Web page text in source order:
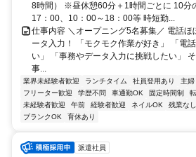
8時間） ※昼休憩60分＋1時間ごとに 10分
17：00、10：00～18：00等 時短勤...
仕事内容 ＼オープニング5名募集／ 電話ほ
ータ入力！ 「モクモク作業が好き」 「電
い」 「事務やデータ入力に挑戦したい」
事...
業界未経験者歓迎 ランチタイム 社員登用あり 主
フリーター歓迎
学歴不問 車通勤OK 固定時間制
未経験者歓迎
午前 経験者歓迎 ネイルOK 残業なし
ブランクOK
育休あり
派遣社員